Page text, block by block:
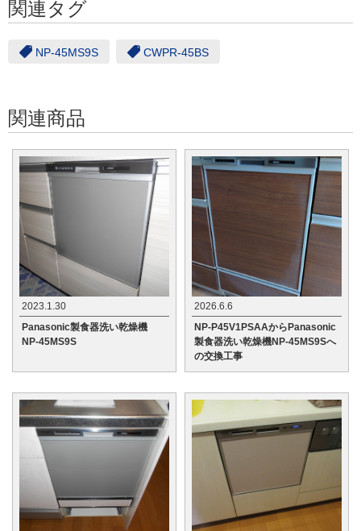
関連タグ
NP-45MS9S CWPR-45BS
関連商品
2023.1.30
Panasonic製食器洗い乾燥機
NP-45MS9S
2026.6.6
NP-P45V1PSAAからPanasonic
製食器洗い乾燥機NP-45MS9Sへ
の交換工事